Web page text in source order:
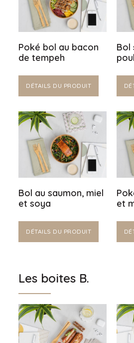
Poké bol au bacon
de tempeh
DÉTAILS DU PRODUIT
Bol
Bol au saumon, miel
et soya
DÉTAILS DU PRODUIT
et
Les boites B.